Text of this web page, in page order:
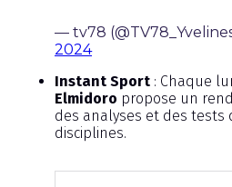
— tv78
2024
Instant Sport : Chaque
Elmidoro propose un
des analyses et des tests
disciplines.